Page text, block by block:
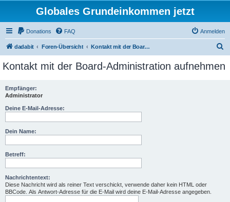
Globales Grundeinkommen jetzt
Donations FAQ Anmelden
dadabit Foren-Übersicht Kontakt mit der Board-Administration aufnehmen
c
Kontakt mit der Board-Administration aufnehmen
Empfänger:
Administrator
Deine E-Mail-Adresse:
Dein Name:
Betreff:
Nachrichtentext:
Diese Nachricht wird als reiner Text verschickt, verwende daher kein HTML oder
BBCode. Als Antwort-Adresse für die E-Mail wird deine E-Mail-Adresse angegeben.